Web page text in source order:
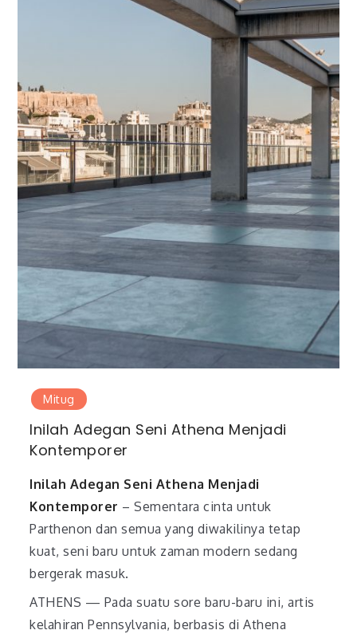
Mitug
Inilah Adegan Seni Athena Menjadi
Kontemporer
Inilah Adegan Seni Athena Menjadi
Kontemporer – Sementara cinta untuk
Parthenon dan semua yang diwakilinya tetap
kuat, seni baru untuk zaman modern sedang
bergerak masuk.
ATHENS — Pada suatu sore baru-baru ini, artis
kelahiran Pennsylvania, berbasis di Athena